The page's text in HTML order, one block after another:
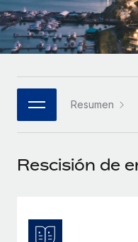
Plataforma
Funciones
Conectar
Conecta cualquier
Optimiza los
SERVICIOS
Empresa
RR. HH. globales
ASOCIARSE
Socios
Integra la gestión de
Asociarse
Consultoría de
Listas de
Biblioteca de
Webinarios
Información sobre
Obtén ayuda
Português (Portugal)
日本語
한국어
中文（简体）Resumen
Rescisión de